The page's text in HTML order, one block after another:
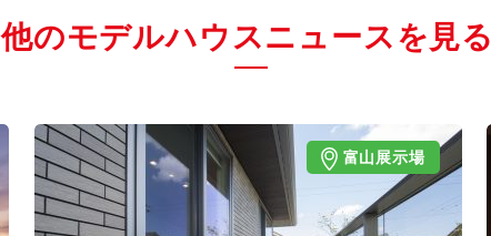
他のモデルハウスニュースを見る
富山展示場